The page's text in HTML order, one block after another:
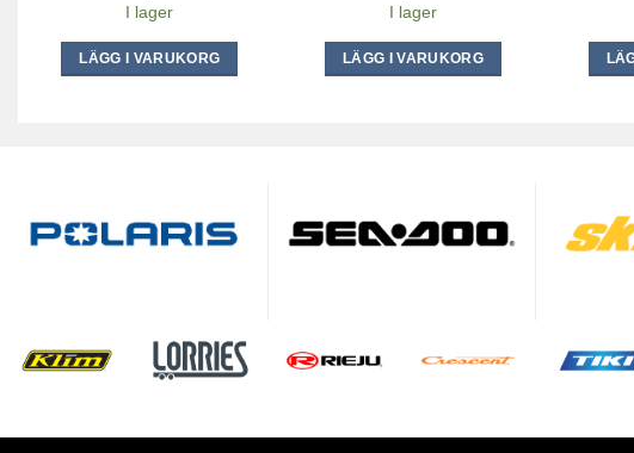
I lager
LÄGG I VARUKORG
I lager
LÄGG I VARUKORG